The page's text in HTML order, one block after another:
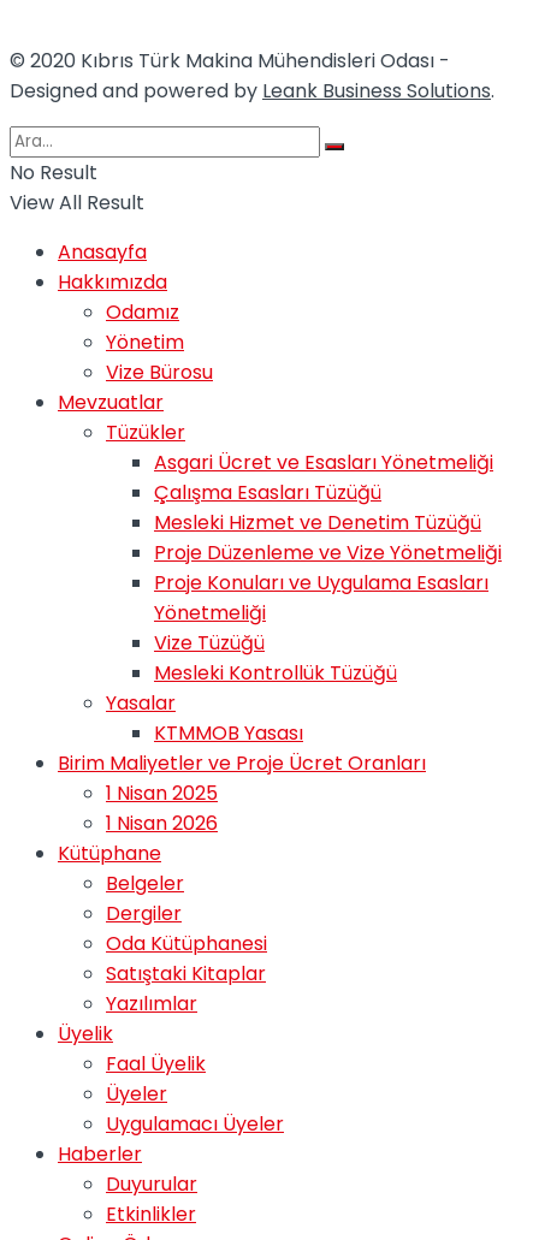
© 2020 Kıbrıs Türk Makina Mühendisleri Odası -
Designed and powered by Leank Business Solutions.
No Result
View All Result
Anasayfa
Hakkımızda
Odamız
Yönetim
Vize Bürosu
Mevzuatlar
Tüzükler
Asgari Ücret ve Esasları Yönetmeliği
Çalışma Esasları Tüzüğü
Mesleki Hizmet ve Denetim Tüzüğü
Proje Düzenleme ve Vize Yönetmeliği
Proje Konuları ve Uygulama Esasları
Yönetmeliği
Vize Tüzüğü
Mesleki Kontrollük Tüzüğü
Yasalar
KTMMOB Yasası
Birim Maliyetler ve Proje Ücret Oranları
1 Nisan 2025
1 Nisan 2026
Kütüphane
Belgeler
Dergiler
Oda Kütüphanesi
Satıştaki Kitaplar
Yazılımlar
Üyelik
Faal Üyelik
Üyeler
Uygulamacı Üyeler
Haberler
Duyurular
Etkinlikler